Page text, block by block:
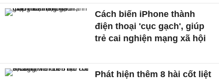
Cách biến iPhone thành
điện thoại 'cục gạch', giúp
trẻ cai nghiện mạng xã hội
Phát hiện thêm 8 hài cốt liệt